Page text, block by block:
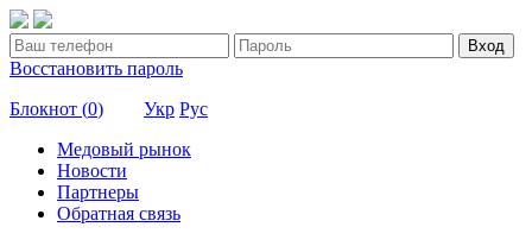
Вход
Восстановить пароль
Блокнот (0) Укр Рус
Медовый рынок
Новости
Партнеры
Обратная связь